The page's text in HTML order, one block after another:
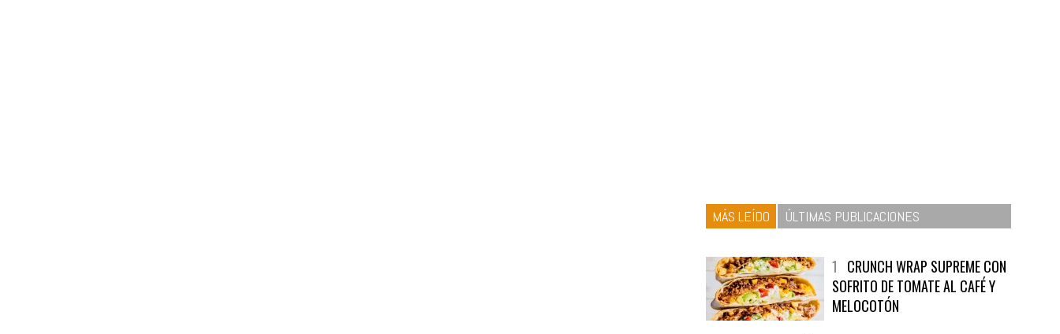
MÁS LEÍDO ÚLTIMAS PUBLICACIONES
1 CRUNCH WRAP SUPREME CON
SOFRITO DE TOMATE AL CAFÉ Y
MELOCOTÓN